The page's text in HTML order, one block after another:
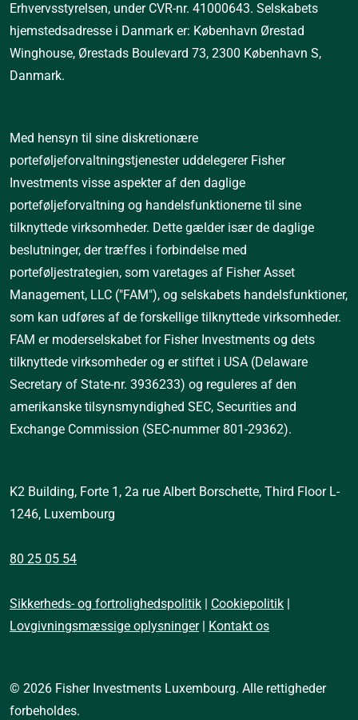
Erhvervsstyrelsen, under CVR-nr. 41000643. Selskabets
hjemstedsadresse i Danmark er: København Ørestad
Winghouse, Ørestads Boulevard 73, 2300 København S,
Danmark.
Med hensyn til sine diskretionære
porteføljeforvaltningstjenester uddelegerer Fisher
Investments visse aspekter af den daglige
porteføljeforvaltning og handelsfunktionerne til sine
tilknyttede virksomheder. Dette gælder især de daglige
beslutninger, der træffes i forbindelse med
porteføljestrategien, som varetages af Fisher Asset
Management, LLC ("FAM"), og selskabets handelsfunktioner,
som kan udføres af de forskellige tilknyttede virksomheder.
FAM er moderselskabet for Fisher Investments og dets
tilknyttede virksomheder og er stiftet i USA (Delaware
Secretary of State-nr. 3936233) og reguleres af den
amerikanske tilsynsmyndighed SEC, Securities and
Exchange Commission (SEC-nummer 801-29362).
K2 Building, Forte 1, 2a rue Albert Borschette, Third Floor L-
1246, Luxembourg
80 25 05 54
Sikkerheds- og fortrolighedspolitik Cookiepolitik
Lovgivningsmæssige oplysninger| Kontakt os
© 2026 Fisher Investments Luxembourg. Alle rettigheder
forbeholdes.